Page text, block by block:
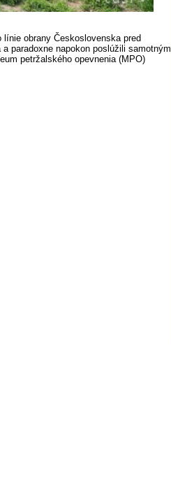
obrany Československa pred
paradoxne napokon poslúžili samotným
petržalského opevnenia (MPO)